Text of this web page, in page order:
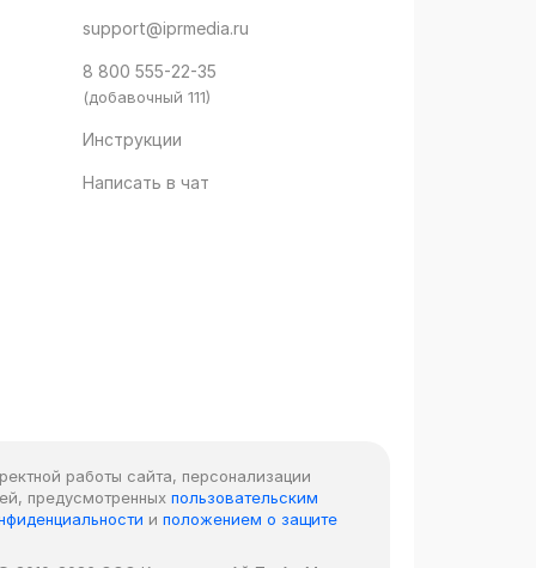
support@iprmedia.ru
8 800 555-22-35
(добавочный 111)
Инструкции
Написать в чат
работы сайта, персонализации
предусмотренных пользовательским
и положением о защите